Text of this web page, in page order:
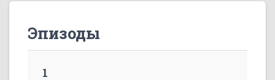
Эпизоды
1